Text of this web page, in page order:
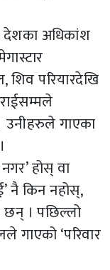
देशका अधिकांश
शिव परियारदेखि
गाएका
होस् वा
नै किन नहोस्,
छन् । पछिल्लो
गाएको ‘परिवार